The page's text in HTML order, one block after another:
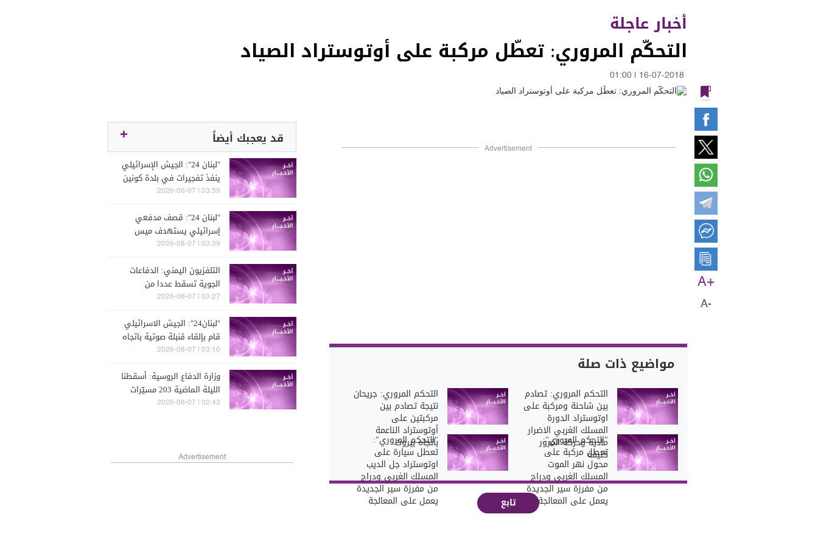
أخبار عاجلة
التحكّم المروري: تعطّل مركبة على أوتوستراد الصياد
16-07-2018
01:00
A+
A-
Advertisement
مواضيع ذات صلة
التحكم المروري: تصادم
بين شاحنة ومركبة على
اوتوستراد الدورة
المسلك الغربي الاضرار
مادية وحركة المرور
كثيفة
التحكم المروري: جريحان
نتيجة تصادم بين
مركبتين على
أوتوستراد الناعمة
باتجاه بيروت "التحكم المروري":
تعطل مركبة على
محول نهر الموت
المسلك الغربي ودراج
من مفرزة سير الجديدة
يعمل على المعالجة
"التحكم المروري":
تعطل سيارة على
اوتوستراد جل الديب
المسلك الغربي ودراج
من مفرزة سير الجديدة
يعمل على المعالجة تابع
قد يعجبك أيضاً
"لبنان 24": الجيش الإسرائيلي
ينفذ تفجيرات في بلدة كونين
ما تسبب باندلاع حرائق
03:59 | 2026-08-07
"لبنان 24": قصف مدفعي
إسرائيلي يستهدف ميس
الجبل
03:39 | 2026-08-07
التلفزيون اليمني: الدفاعات
الجوية تسقط عددا من
الطائرات المسيّرة التي
مأرب
03:27 | 2026-08-07
"لبنان24": الجيش الاسرائيلي
قام بإلقاء قنبلة صوتية باتجاه
المنصوري
03:10 | 2026-08-07
وزارة الدفاع الروسية: أسقطنا
الليلة الماضية 203 مسيّرات
أوكرانية
02:43 | 2026-08-07
Advertisement